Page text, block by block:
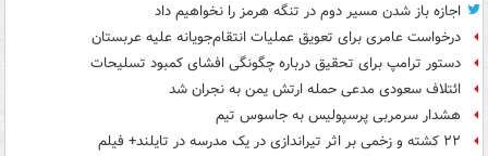
اجازه باز شدن مسیر دوم در تنگه هرمز را نخواهیم داد
درخواست عامری برای تعویق عملیات انتقام‌جویانه علیه عربستان
دستور ترامپ برای تحقیق درباره چگونگی افشای کمبود تسلیحات
ائتلاف سعودی مدعی حمله ارتش یمن به نجران شد
هشدار سرمربی پرسپولیس به جاسوس تیم
۲۲ کشته و زخمی بر اثر تیراندازی در یک مدرسه در تایلند+ فیلم